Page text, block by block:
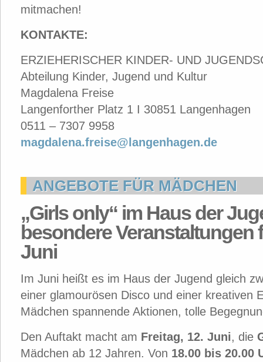
mitmachen!
KONTAKTE:
ERZIEHERISCHER KINDER- UND
Abteilung Kinder, Jugend und Kultur
Magdalena Freise
Langenforther Platz 1 I 30851 Langenhagen
0511 – 7307 9958
magdalena.freise@langenhagen.de
ANGEBOTE FÜR MÄDCHEN
„Girls only“ im Haus der
besondere Veranstaltungen
Juni
Im Juni heißt es im Haus der Jugend gleich
einer glamourösen Disco und einer kreativen
Mädchen spannende Aktionen, tolle
Den Auftakt macht am Freitag, 12. Juni, die
Mädchen ab 12 Jahren. Von 18.00 bis 20.00